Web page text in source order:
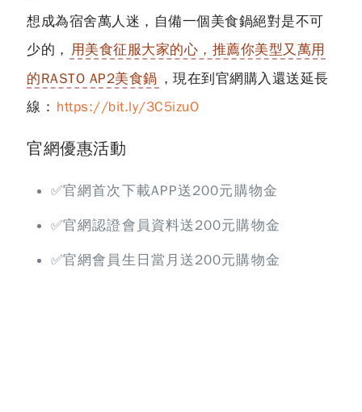
想成為宿舍萬人迷，自備一個美食鍋絕對是不可
少的， 用美食征服大家的心，推薦你美型又萬用
的RASTO AP2美食鍋 ，現在到官網購入還送延長
線： https://bit.ly/3C5izuO
官網優惠活動
✅官網首次下載APP送200元購物金
✅官網認證會員資料送200元購物金
✅官網會員生日當月送200元購物金